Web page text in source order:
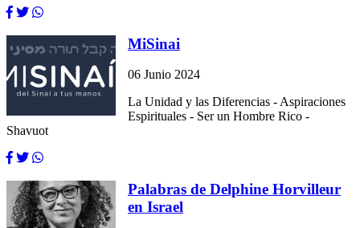
MiSinai
06 Junio 2024
La Unidad y las Diferencias - Aspiraciones
Espirituales - Ser un Hombre Rico -
Shavuot
Palabras de Delphine Horvilleur
en Israel